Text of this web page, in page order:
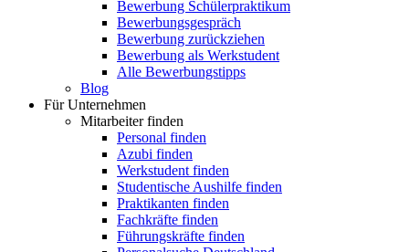
Bewerbung Schülerpraktikum
Bewerbungsgespräch
Bewerbung zurückziehen
Bewerbung als Werkstudent
Alle Bewerbungstipps
Blog
Für Unternehmen
Mitarbeiter finden
Personal finden
Azubi finden
Werkstudent finden
Studentische Aushilfe finden
Praktikanten finden
Fachkräfte finden
Führungskräfte finden